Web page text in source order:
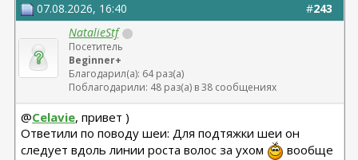
#243
07.08.2026, 16:40
NatalieStf
Посетитель
Beginner+
Благодарил(а): 64 раз(а)
Поблагодарили: 48 раз(а) в 38 сообщениях
@Celavie, привет )
Ответили по поводу шеи: Для подтяжки шеи он
следует вдоль линии роста волос за ухом
вообще